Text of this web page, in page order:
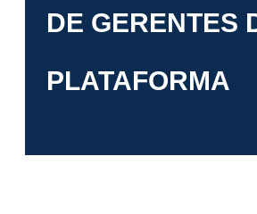
DE GERENTES
PLATAFORMA